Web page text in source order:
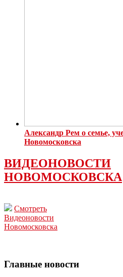
Александр Рем о семье,
Новомосковска
ВИДЕОНОВОСТИ
НОВОМОСКОВСКА
Смотреть
Видеоновости
Новомосковска
Главные новости